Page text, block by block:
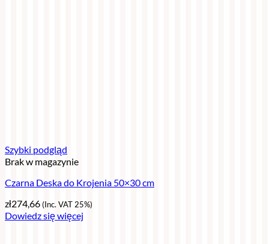
Szybki podgląd
Brak w magazynie
Czarna Deska do Krojenia 50×30 cm
zł274,66(Inc. VAT 25%)
Dowiedz się więcej